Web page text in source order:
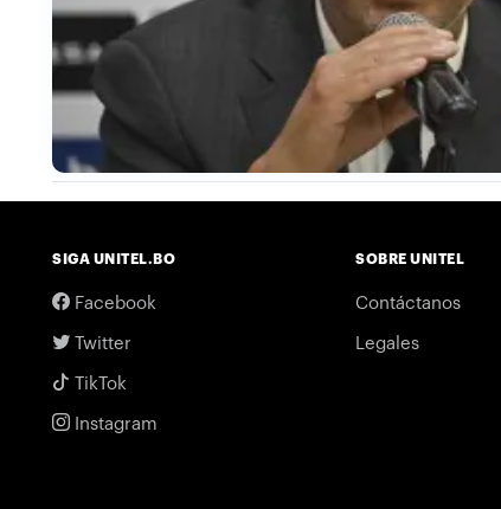
SIGA UNITEL.BO
Facebook
Twitter
TikTok
Instagram
SOBRE UNITEL
Contáctanos
Legales